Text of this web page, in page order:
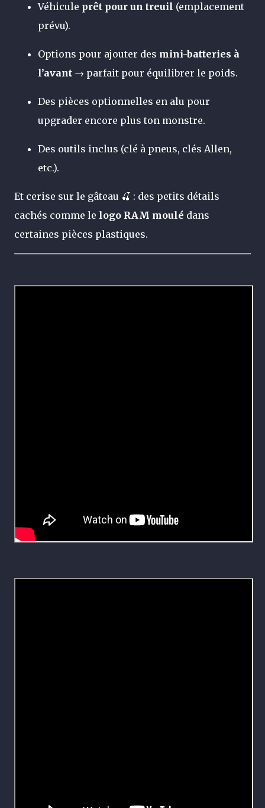
Véhicule prêt pour un treuil (emplacement
prévu).
Options pour ajouter des mini-batteries à
l’avant → parfait pour équilibrer le poids.
Des pièces optionnelles en alu pour
upgrader encore plus ton monstre.
Des outils inclus (clé à pneus, clés Allen,
etc.).
Et cerise sur le gâteau 🍒 : des petits détails
cachés comme le logo RAM moulé dans
certaines pièces plastiques.